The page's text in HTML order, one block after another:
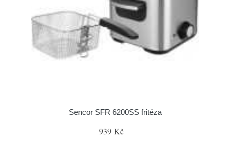
Sencor SFR 6200SS fritéza
939 Kč